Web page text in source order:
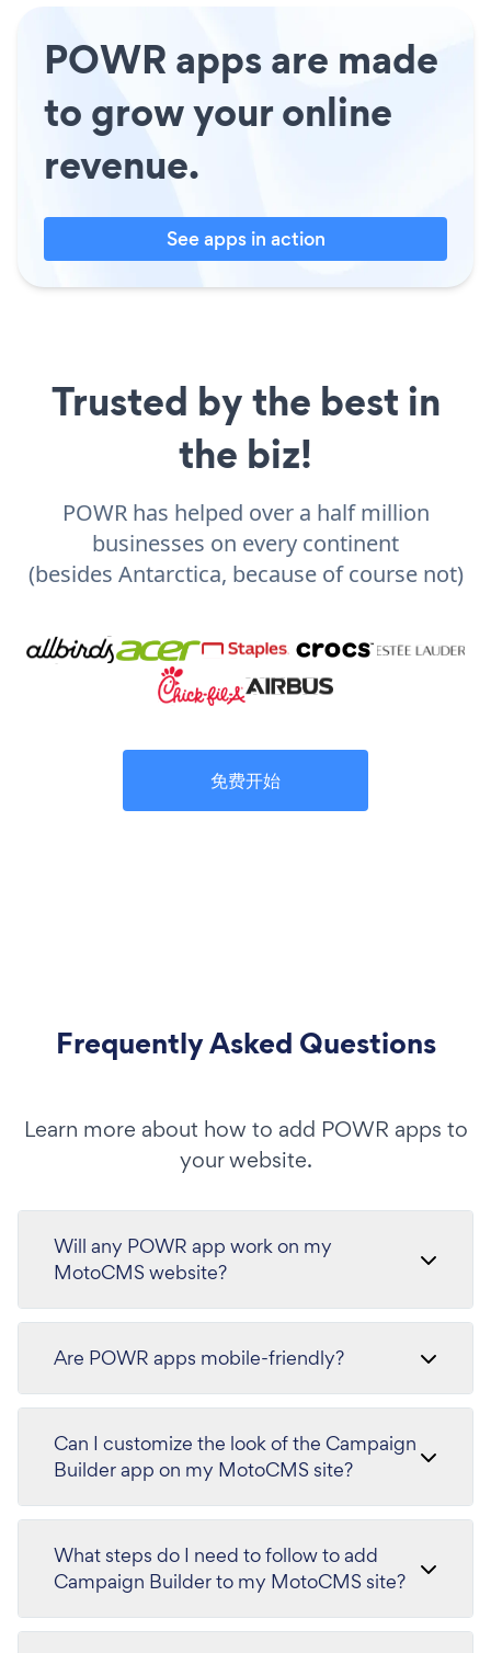
POWR apps are made
to grow your online
revenue.
See apps in action
Trusted by the best in
the biz!
POWR has helped over a half million
businesses on every continent
(besides Antarctica, because of course not)
免费开始
Frequently Asked Questions
Learn more about how to add POWR apps to
your website.
Will any POWR app work on my
MotoCMS website?
Are POWR apps mobile-friendly?
Can I customize the look of the Campaign
Builder app on my MotoCMS site?
What steps do I need to follow to add
Campaign Builder to my MotoCMS site?